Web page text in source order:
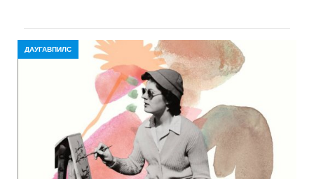
ДАУГАВПИЛС